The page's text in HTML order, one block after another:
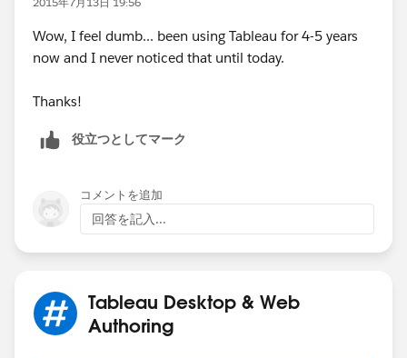
Wow, I feel dumb... been using Tableau for 4-5 years
now and I never noticed that until today.
Thanks!
役立つとしてマーク
コメントを追加
回答を記入...
Tableau Desktop & Web
Authoring